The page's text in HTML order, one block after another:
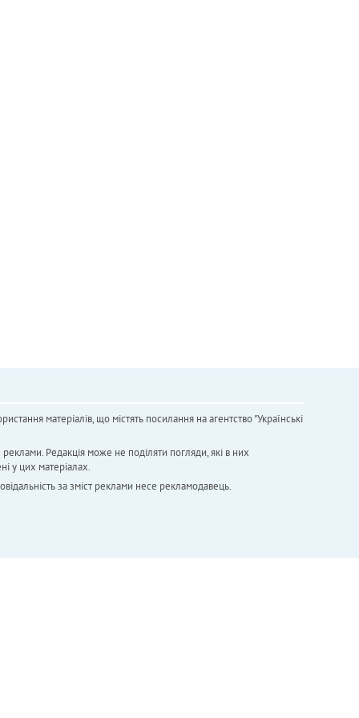
матеріалів, що містять посилання на агентство "Українськi
Редакція може не поділяти погляди, які в них
у цих матеріалах.
за зміст реклами несе рекламодавець.